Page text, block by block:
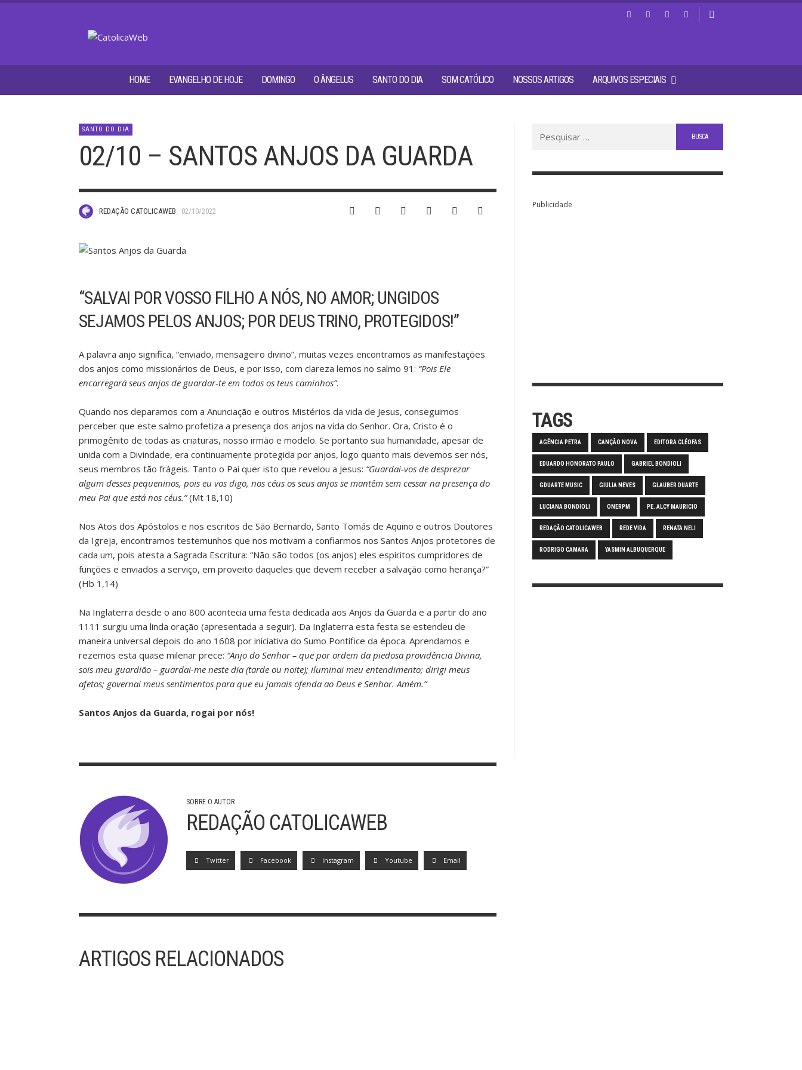
HOME EVANGELHO DE HOJE DOMINGO O ÂNGELUS SANTO DO DIA SOM CATÓLICO NOSSOS ARTIGOS ARQUIVOS ESPECIAIS
SANTO DO DIA
02/10 – SANTOS ANJOS DA GUARDA
REDAÇÃO CATOLICAWEB 02/10/2022
“SALVAI POR VOSSO FILHO A NÓS, NO AMOR; UNGIDOS
SEJAMOS PELOS ANJOS; POR DEUS TRINO, PROTEGIDOS!”
A palavra anjo significa, “enviado, mensageiro divino”, muitas vezes encontramos as manifestações
dos anjos como missionários de Deus, e por isso, com clareza lemos no salmo 91: “Pois Ele
encarregará seus anjos de guardar-te em todos os teus caminhos”.
Quando nos deparamos com a Anunciação e outros Mistérios da vida de Jesus, conseguimos
perceber que este salmo profetiza a presença dos anjos na vida do Senhor. Ora, Cristo é o
primogênito de todas as criaturas, nosso irmão e modelo. Se portanto sua humanidade, apesar de
unida com a Divindade, era continuamente protegida por anjos, logo quanto mais devemos ser nós,
seus membros tão frágeis. Tanto o Pai quer isto que revelou a Jesus: “Guardai-vos de desprezar
algum desses pequeninos, pois eu vos digo, nos céus os seus anjos se mantêm sem cessar na presença do
meu Pai que está nos céus.”(Mt 18,10)
Nos Atos dos Apóstolos e nos escritos de São Bernardo, Santo Tomás de Aquino e outros Doutores
da Igreja, encontramos testemunhos que nos motivam a confiarmos nos Santos Anjos protetores de
cada um, pois atesta a Sagrada Escritura: “Não são todos (os anjos) eles espíritos cumpridores de
funções e enviados a serviço, em proveito daqueles que devem receber a salvação como herança?”
(Hb 1,14)
Na Inglaterra desde o ano 800 acontecia uma festa dedicada aos Anjos da Guarda e a partir do ano
1111 surgiu uma linda oração (apresentada a seguir). Da Inglaterra esta festa se estendeu de
maneira universal depois do ano 1608 por iniciativa do Sumo Pontífice da época. Aprendamos e
rezemos esta quase milenar prece: “Anjo do Senhor – que por ordem da piedosa providência Divina,
sois meu guardião – guardai-me neste dia (tarde ou noite); iluminai meu entendimento; dirigi meus
afetos; governai meus sentimentos para que eu jamais ofenda ao Deus e Senhor. Amém.”
Santos Anjos da Guarda, rogai por nós!
SOBRE O AUTOR
REDAÇÃO CATOLICAWEB
Twitter Facebook Instagram Youtube Email
ARTIGOS RELACIONADOS
por:
Publicidade
TAGS
AGÊNCIA PETRA CANÇÃO NOVA EDITORA CLÉOFAS
EDUARDO HONORATO PAULO GABRIEL BONDIOLI
GDUARTE MUSIC GIULIA NEVES GLAUBER DUARTE
LUCIANA BONDIOLI ONERPM PE. ALCY MAURICIO
REDAÇÃO CATOLICAWEB REDE VIDA RENATA NELI
RODRIGO CAMARA YASMIN ALBUQUERQUE